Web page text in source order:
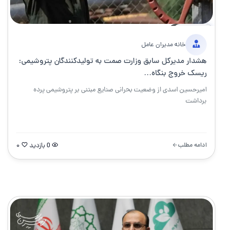
خبر
خانه مدیران عامل
هشدار مدیرکل سابق وزارت صمت به تولیدکنندگان پتروشیمی:
ریسک خروج بنگاه…
امیرحسین اسدی از وضعیت بحرانی صنایع مبتنی بر پتروشیمی پرده
برداشت
ادامه مطلب 0 بازدید ۰